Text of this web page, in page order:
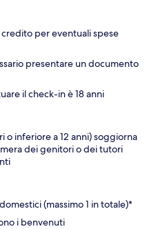
credito per eventuali spese
presentare un documento
il check-in è 18 anni
o inferiore a 12 anni) soggiorna
dei genitori o dei tutori
(massimo 1 in totale)*
i benvenuti